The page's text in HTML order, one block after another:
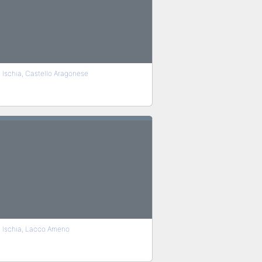
Ischia, Castello Aragonese
Ischia, Lacco Ameno